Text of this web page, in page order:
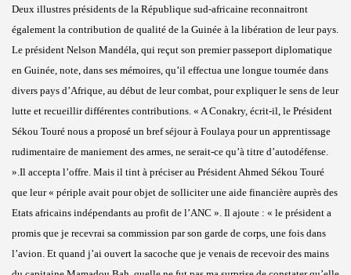
Deux illustres présidents de la République sud-africaine reconnaitront
également la contribution de qualité de la Guinée à la libération de leur pays.
Le président Nelson Mandéla, qui reçut son premier passeport diplomatique
en Guinée, note, dans ses mémoires, qu’il effectua une longue tournée dans
divers pays d’Afrique, au début de leur combat, pour expliquer le sens de leur
lutte et recueillir différentes contributions. « A Conakry, écrit-il, le Président
Sékou Touré nous a proposé un bref séjour à Foulaya pour un apprentissage
rudimentaire de maniement des armes, ne serait-ce qu’à titre d’autodéfense.
».Il accepta l’offre. Mais il tint à préciser au Président Ahmed Sékou Touré
que leur « périple avait pour objet de solliciter une aide financière auprès des
Etats africains indépendants au profit de l’ANC ». Il ajoute : « le président a
promis que je recevrai sa commission par son garde de corps, une fois dans
l’avion. Et quand j’ai ouvert la sacoche que je venais de recevoir des mains